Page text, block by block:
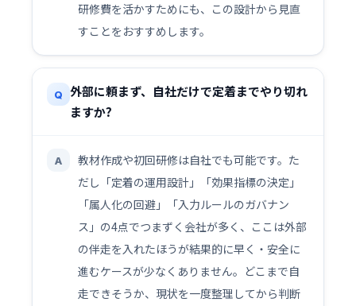
研修費を活かすためにも、この設計から見直
すことをおすすめします。
Q
外部に頼まず、自社だけで定着までやり切れ
ますか?
A
教材作成や初回研修は自社でも可能です。た
だし「定着の運用設計」「効果指標の決定」
「属人化の回避」「入力ルールのガバナン
ス」の4点でつまずく会社が多く、ここは外部
の伴走を入れたほうが結果的に早く・安全に
進むケースが少なくありません。どこまで自
走できそうか、現状を一度整理してから判断